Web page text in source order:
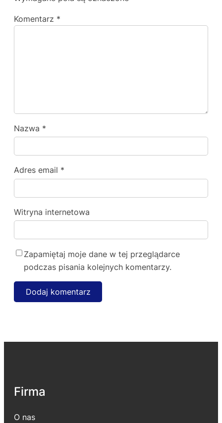
Komentarz *
Nazwa *
Adres email *
Witryna internetowa
Zapamiętaj moje dane w tej przeglądarce
podczas pisania kolejnych komentarzy.
Firma
O nas